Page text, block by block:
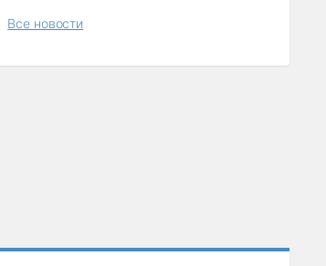
Все новости